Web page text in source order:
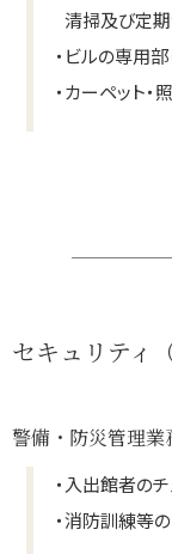
清掃及び定
・ ビルの専用
・カーペット
セキュリティ
警備・防災管理業
・ 入出館者の
・消防訓練等の